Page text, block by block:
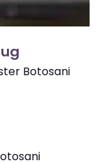
Botosani